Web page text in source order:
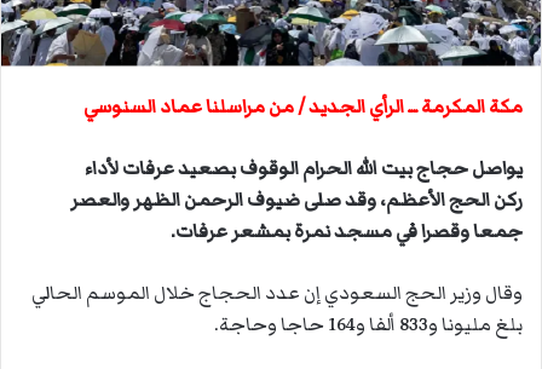
ل
ك
ر
ن
مكة المكرمة ــ الرأي الجديد / من مراسلنا عماد السنوسي
يواصل حجاج بيت الله الحرام الوقوف بصعيد عرفات لأداء
ركن الحج الأعظم، وقد صلى ضيوف الرحمن الظهر والعصر
جمعا وقصرا في مسجد نمرة بمشعر عرفات.
وقال وزير الحج السعودي إن عدد الحجاج خلال الموسم الحالي
بلغ مليونا و833 ألفا و164 حاجا وحاجة.